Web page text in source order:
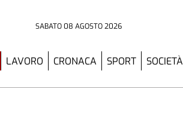
SABATO 08 AGOSTO 2026
LAVORO CRONACA SPORT SOCIETÀ